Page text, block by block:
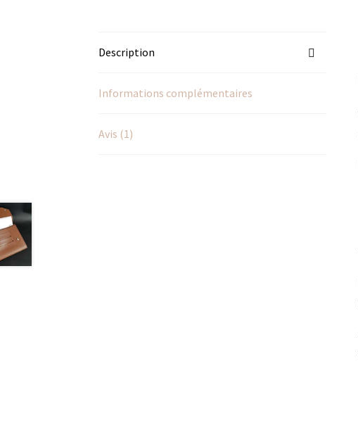
Description
Informations complémentaires
Avis (1)